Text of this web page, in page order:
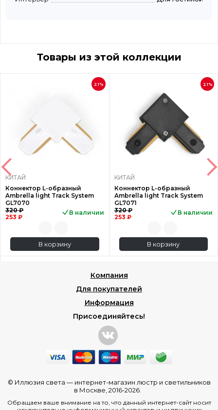
Товары из этой коллекции
21%
КИТАЙ
Коннектор L-образный
Ambrella light Track System
GL7070
320 ₽
253 ₽
В наличии
В корзину
21%
КИТАЙ
Коннектор L-образный
Ambrella light Track System
GL7071
320 ₽
253 ₽
В наличии
В корзину
Компания
Для покупателей
Информация
Присоединяйтесь!
© Иллюзия света — интернет-магазин люстр и светильников
в Москве , 2016-2026.
Обращаем ваше внимание на то, что данный интернет-сайт носит